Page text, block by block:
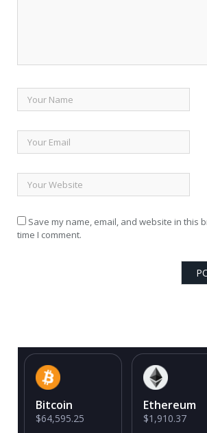
Save my name, email, and website in this
time I comment.
Bitcoin
$64,595.25
Ethereum
$1,910.37